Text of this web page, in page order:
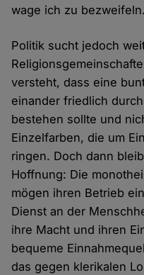
wage ich zu bezweifeln.
Politik sucht jedoch
versteht, dass eine
einander friedlich
bestehen sollte und
Einzelfarben, die um
ringen. Doch dann
Hoffnung: Die
mögen ihren Betrieb
Dienst an der
ihre Macht und ihren
bequeme
das gegen klerikalen